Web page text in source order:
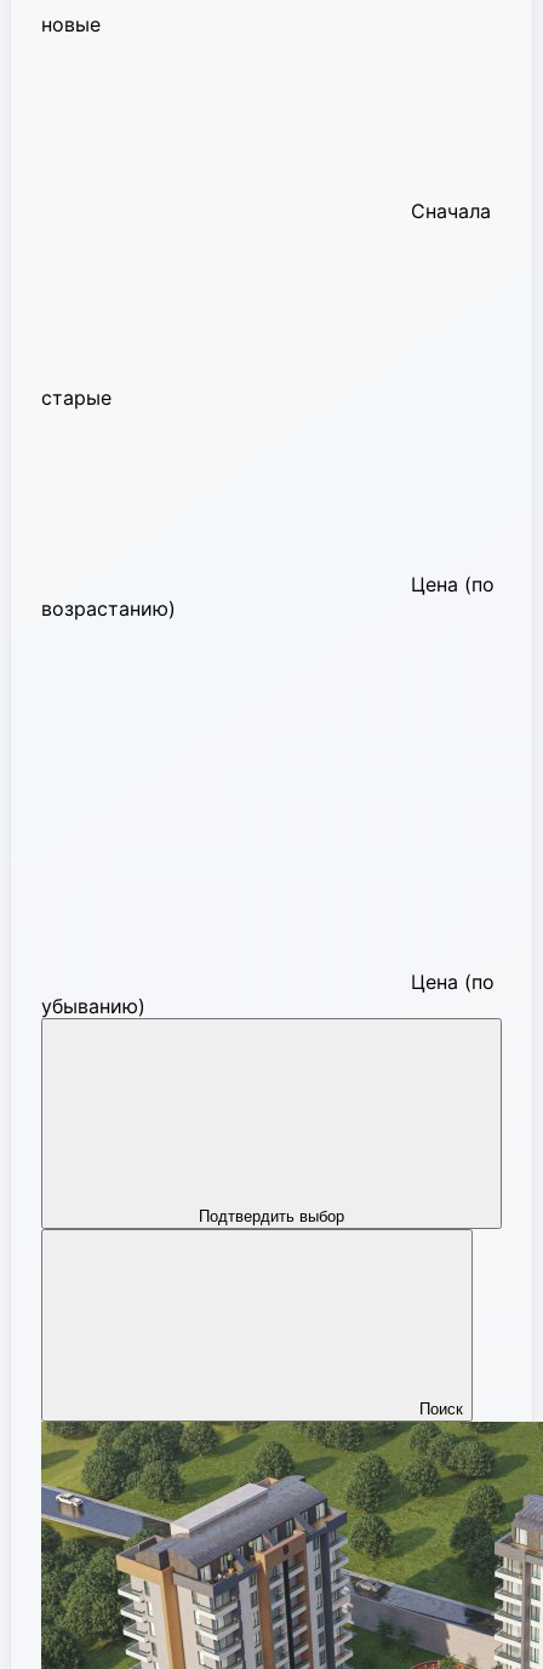
новые
Сначала
старые
Цена (по
возрастанию)
Цена (по
убыванию)
Подтвердить выбор
Поиск